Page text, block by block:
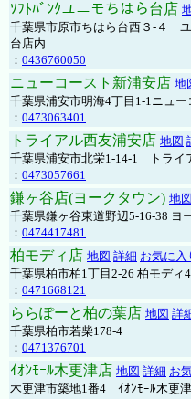
ｿﾌﾄﾊﾞﾝｸユニモちはら台店
千葉県市原市ちはら台西３-４
台店内
： 0436760050
ニューコースト新浦安店 地
千葉県浦安市明海4丁目1-1ニュ
： 0473063401
トライアル西友浦安店 地図
千葉県浦安市北栄1-14-1 トライ
： 0473057661
鎌ヶ谷店(ヨークタウン) 地図
千葉県鎌ヶ谷東道野辺5-16-38 ヨ
： 0474417481
柏モディ店 地図 詳細 お気に入
千葉県柏市柏1丁目2-26 柏モディ
： 0471668121
ららぽーと柏の葉店 地図 詳
千葉県柏市若柴178-4
： 0471376701
ｲｵﾝﾓｰﾙ木更津店 地図 詳細 お
木更津市築地1番4 ｲｵﾝﾓｰﾙ木更